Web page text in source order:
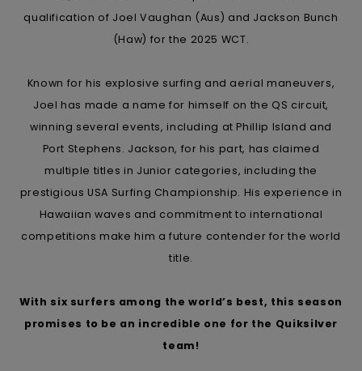
qualification of Joel Vaughan (Aus) and Jackson Bunch
(Haw) for the 2025 WCT.
Known for his explosive surfing and aerial maneuvers,
Joel has made a name for himself on the QS circuit,
winning several events, including at Phillip Island and
Port Stephens. Jackson, for his part, has claimed
multiple titles in Junior categories, including the
prestigious USA Surfing Championship. His experience in
Hawaiian waves and commitment to international
competitions make him a future contender for the world
title.
With six surfers among the world’s best, this season
promises to be an incredible one for the Quiksilver
team!